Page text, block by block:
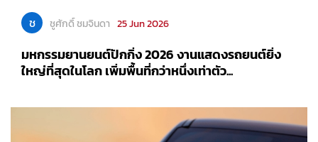
ช ชูศักดิ์ ชมจินดา 25 Jun 2026
มหกรรมยานยนต์ปักกิ่ง 2026 งานแสดงรถยนต์ยิ่ง
ใหญ่ที่สุดในโลก เพิ่มพื้นที่กว่าหนึ่งเท่าตัว...